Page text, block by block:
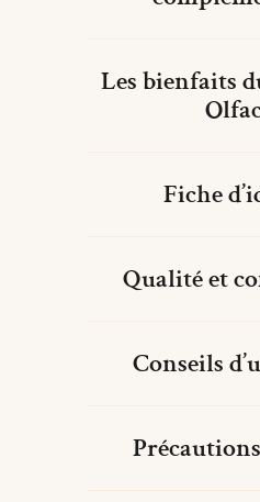
Les bienfaits
Fiche
Qualité et
Conseils